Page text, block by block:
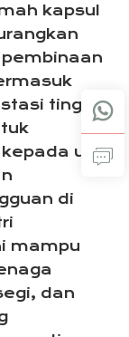
kapsul
tinggi,
utiliti
di
mampu
dan